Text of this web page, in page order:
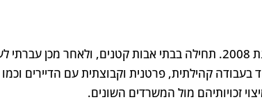
התחלתי את עבודתי בבתי אבות, בשנת 2008. תחילה בבתי אבות קטנים, ולאחר
בעבודה קהילתית, פרטנית וקבוצתית עם הדיירים
זכויותיהם מול המשרדים השונים.